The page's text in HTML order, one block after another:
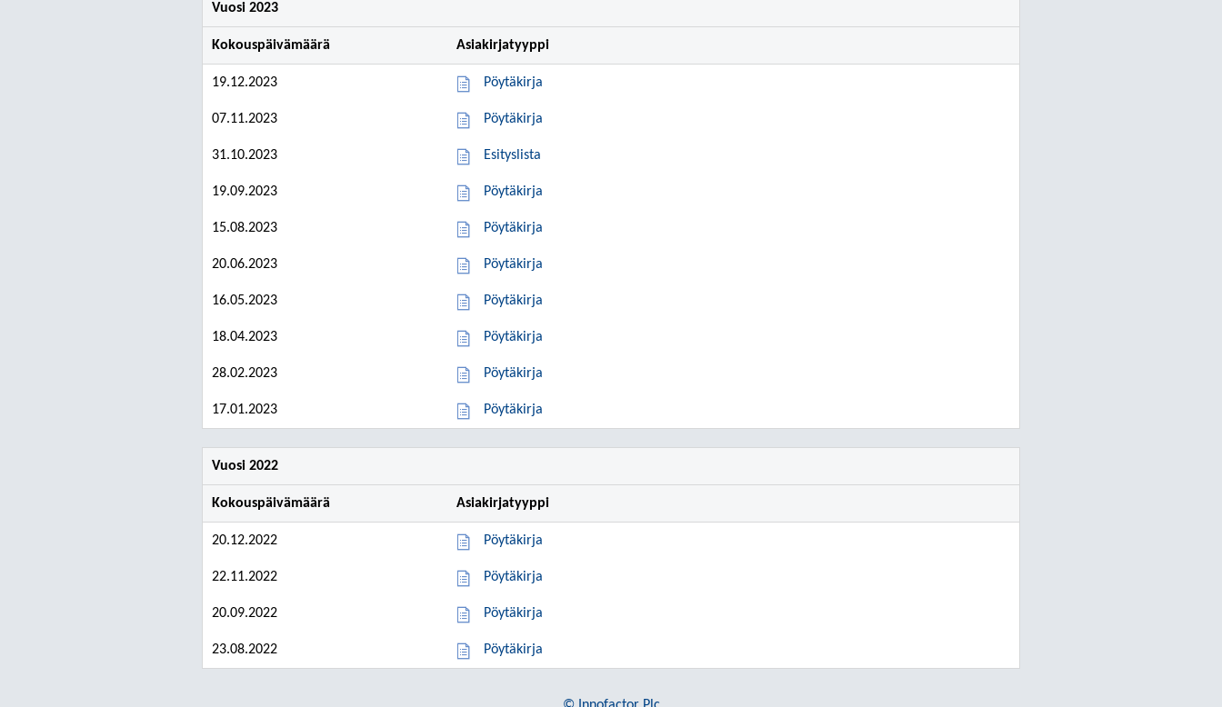
Vuosi 2023
Kokouspäivämäärä Asiakirjatyyppi
19.12.2023 Pöytäkirja
07.11.2023 Pöytäkirja
31.10.2023 Esityslista
19.09.2023 Pöytäkirja
15.08.2023 Pöytäkirja
20.06.2023 Pöytäkirja
16.05.2023 Pöytäkirja
18.04.2023 Pöytäkirja
28.02.2023 Pöytäkirja
17.01.2023 Pöytäkirja
Vuosi 2022
Kokouspäivämäärä Asiakirjatyyppi
20.12.2022 Pöytäkirja
22.11.2022 Pöytäkirja
20.09.2022 Pöytäkirja
23.08.2022 Pöytäkirja